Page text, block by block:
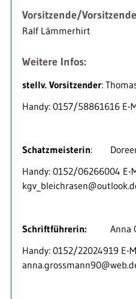
Vorsitzende/
Ralf Lämmerhirt
Weitere Infos:
stellv. Vorsitzender:
Handy: 0157/58861616 E-
Schatzmeisterin: Doreen
Handy: 0152/06266004 E-
Schriftführerin: Anna
Handy: 0152/22024919 E-